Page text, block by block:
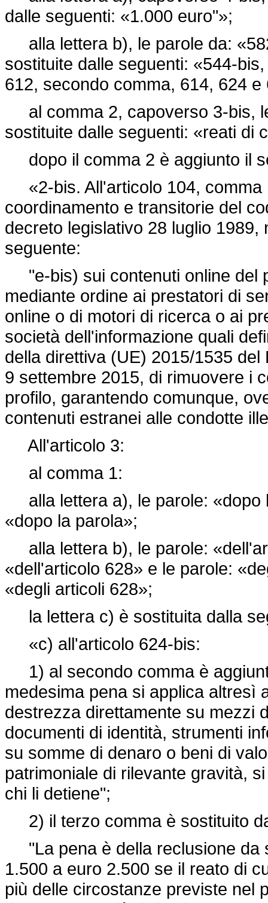
dalle seguenti: «1.000 euro"»;
alla lettera b), le parole da:
sostituite dalle seguenti: «544-
612, secondo comma, 614, 624
al comma 2, capoverso 3-bis,
sostituite dalle seguenti: «reati di
dopo il comma 2 è aggiunto il
«2-bis. All'articolo 104, comma
coordinamento e transitorie del
decreto legislativo 28 luglio 1989,
seguente:
"e-bis) sui contenuti online del
mediante ordine ai prestatori di
online o di motori di ricerca o ai
società dell'informazione quali
della direttiva (UE) 2015/1535 del
9 settembre 2015, di rimuovere i
profilo, garantendo comunque,
contenuti estranei alle condotte
All'articolo 3:
al comma 1:
alla lettera a), le parole: «dopo
«dopo la parola»;
alla lettera b), le parole:
«dell'articolo 628» e le parole:
«degli articoli 628»;
la lettera c) è sostituita dalla
«c) all'articolo 624-bis:
1) al secondo comma è
medesima pena si applica altresì
destrezza direttamente su mezzi
documenti di identità, strumenti
su somme di denaro o beni di
patrimoniale di rilevante gravità,
chi li detiene";
2) il terzo comma è sostituito
"La pena è della reclusione da
1.500 a euro 2.500 se il reato di
più delle circostanze previste nel